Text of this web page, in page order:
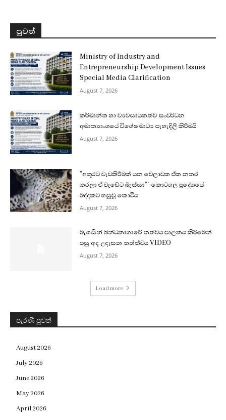
පුවත්
Ministry of Industry and
Entrepreneurship Development Issues
Special Media Clarification
August 7, 2026
කර්මාන්ත හා ව්‍යවසායකත්ව සංවර්ධන
අමාත්‍යාංශයේ විශේෂ මාධ්‍ය පැහැදිලි කිරීමයි
August 7, 2026
”අකුරට වැඩකිරීමක් යන වෙලාවක ඒක නතර
කරලා ඒ වැඩේට බැස්සා”‘-කොටගල ප්‍රදේශයේ
මද්දකට හසුවූ කොටිය
August 7, 2026
මැගසින් බන්ධනාගාරේ තත්වය පාලනය කිරීමෙන්
පසු අද උදෑසන තත්ත්වය VIDEO
August 7, 2026
Load more
පැරණි පුවත්
August 2026
July 2026
June 2026
May 2026
April 2026